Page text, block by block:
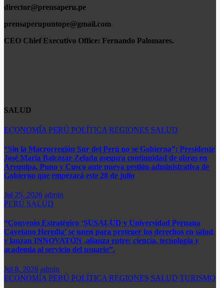
director@prensaperu.pe
prensaperupuntope@gmail.com
CEO Chief Executivo Office: Fernando Palomares.
SALUD
ECONOMÍA PERÚ POLÍTICA REGIONES SALUD
“Sin la Macrorregión Sur del Perú no se Gobierna”: Presidente
José María Balcázar Zelada asegura continuidad de obras en
Arequipa, Puno y Cusco ante nueva gestión administrativa de
Gobierno que empezará este 28 de julio
Jul 25, 2026 admin
PERÚ SALUD
“Convenio Estratégico ‘SUSALUD y Universidad Peruana
Cayetano Heredia’ se unen para proteger los derechos en salud
y lanzan INNOVATÓN ,alianza entre: ​ciencia, tecnología y
academia al servicio del usuario”.
Jul 8, 2026 admin
ECONOMÍA PERÚ POLÍTICA REGIONES SALUD TURISMO